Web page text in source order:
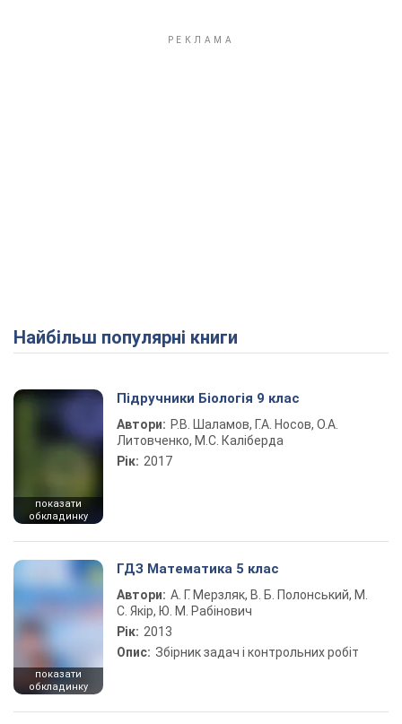
Найбільш популярні книги
показати
обкладинку
Підручники Біологія 9 клас
Автори: Р.В. Шаламов, Г.А. Носов, О.А.
Литовченко, М.С. Каліберда
Рік: 2017
показати
обкладинку
ГДЗ Математика 5 клас
Автори: А. Г. Мерзляк, В. Б. Полонський, М.
С. Якір, Ю. М. Рабінович
Рік: 2013
Опис: Збірник задач і контрольних робіт